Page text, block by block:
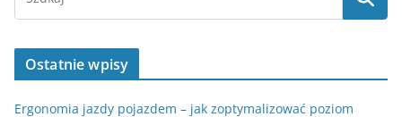
Ostatnie wpisy
Ergonomia jazdy pojazdem – jak zoptymalizować poziom